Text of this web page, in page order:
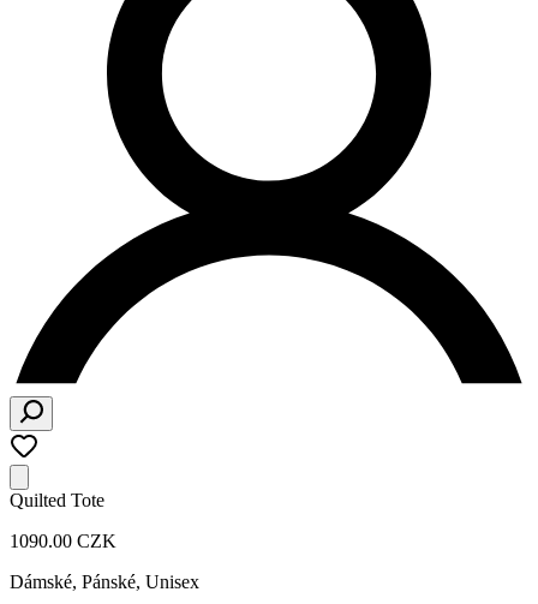
Quilted Tote
1090.00 CZK
Dámské, Pánské, Unisex